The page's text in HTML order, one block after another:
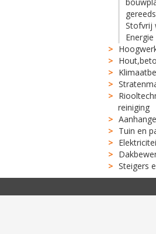
Stofvrij
reiniging
Tuin en
Steigers